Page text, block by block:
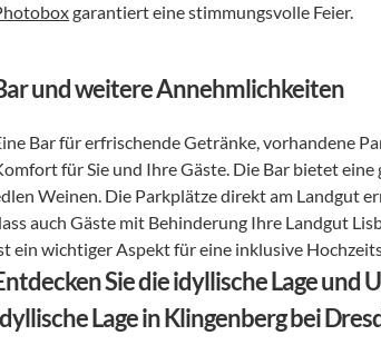
garantiert eine stimmungsvolle Feier.
und weitere Annehmlichkeiten
Bar für erfrischende Getränke, vorhandene
für Sie und Ihre Gäste. Die Bar bietet
Weinen. Die Parkplätze direkt am Landgut
auch Gäste mit Behinderung Ihre Landgut
ein wichtiger Aspekt für eine inklusive
Sie die idyllische Lage und
Lage in Klingenberg bei